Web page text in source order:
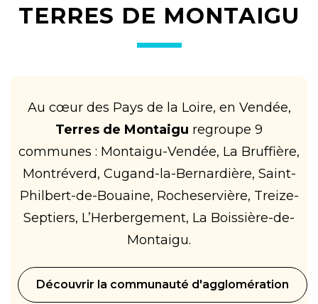
TERRES DE MONTAIGU
Au cœur des Pays de la Loire, en Vendée,
Terres de Montaigu regroupe 9
communes : Montaigu-Vendée, La Bruffière,
Montréverd, Cugand-la-Bernardière, Saint-
Philbert-de-Bouaine, Rocheservière, Treize-
Septiers, L’Herbergement, La Boissière-de-
Montaigu.
Découvrir la communauté d'agglomération